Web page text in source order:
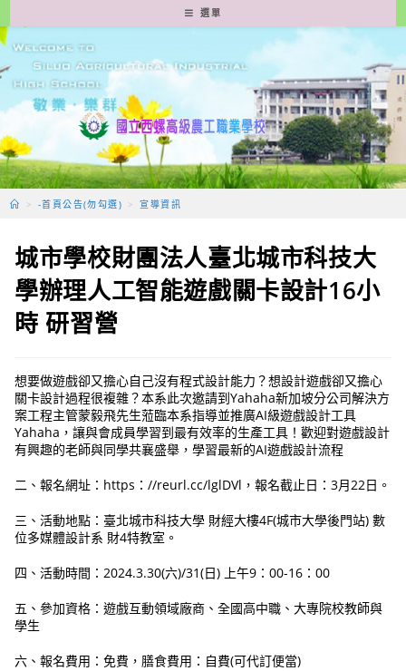
轉
至
要
容
選單
> -首頁公告(勿勾選) > 宣導資訊
城市學校財團法人臺北城市科技大
學辦理人工智能遊戲關卡設計16小
時 研習營
想要做遊戲卻又擔心自己沒有程式設計能力？想設計遊戲卻又擔心
關卡設計過程很複雜？本系此次邀請到Yahaha新加坡分公司解決方
案工程主管蒙毅飛先生蒞臨本系指導並推廣AI級遊戲設計工具
Yahaha，讓與會成員學習到最有效率的生產工具！歡迎對遊戲設計
有興趣的老師與同學共襄盛舉，學習最新的AI遊戲設計流程
二、報名網址：https：//reurl.cc/lglDVl，報名截止日：3月22日。
三、活動地點：臺北城市科技大學 財經大樓4F(城市大學後門站) 數
位多媒體設計系 財4特教室。
四、活動時間：2024.3.30(六)/31(日) 上午9：00-16：00
五、參加資格：遊戲互動領域廠商、全國高中職、大專院校教師與
學生
六、報名費用：免費，膳食費用：自費(可代訂便當)